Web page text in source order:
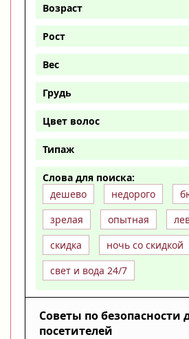
Возраст
Рост
Вес
Грудь
Цвет волос
Типаж
Слова для поиска:
дешево
недорого
зрелая
опытная
скидка
ночь со скидкой
свет и вода 24/7
Советы по безопасности
посетителей